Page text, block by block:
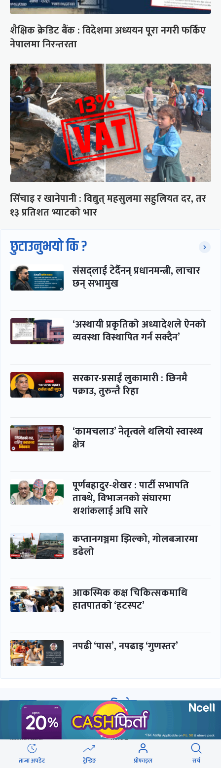
शैक्षिक क्रेडिट बैंक : विदेशमा अध्ययन पूरा नगरी फर्किए
नेपालमा निरन्तरता
सिँचाइ र खानेपानी : विद्युत् महसुलमा सहुलियत दर, तर
१३ प्रतिशत भ्याटको भार
छुटाउनुभयो कि ?
संसद्लाई टेर्दैनन् प्रधानमन्त्री, लाचार
छन् सभामुख
‘अस्थायी प्रकृतिको अध्यादेशले ऐनको
व्यवस्था विस्थापित गर्न सक्दैन’
सरकार-प्रसाईं लुकामारी : छिनमै
पक्राउ, तुरुन्तै रिहा
‘कामचलाउ’ नेतृत्वले थलियो स्वास्थ्य
क्षेत्र
पूर्णबहादुर-शेखर : पार्टी सभापति
ताक्थे, विभाजनको संघारमा
शशांकलाई अघि सारे
कप्तानगञ्जमा झिल्को, गोलबजारमा
डढेलो
आकस्मिक कक्ष चिकित्सकमाथि
हातपातको ‘हटस्पट’
नपढी ‘पास’, नपढाइ ‘गुणस्तर’
ताजा अपडेट ट्रेन्डिङ प्रोफाइल सर्च
समाचार
समाज
विचार/ब्लग
साहित्य
बिजनेस
बजार
पर्यटन